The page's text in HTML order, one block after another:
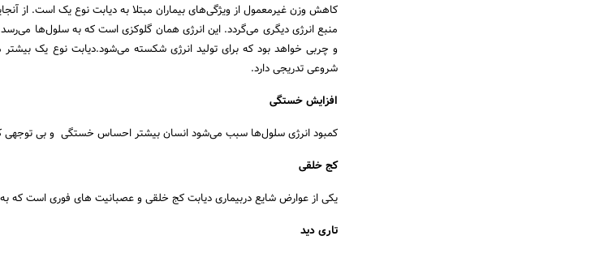
کاهش وزن غیرمعمول از ویژگی‌های بیماران مبتلا به دیابت نوع یک است. از
منبع انرژی دیگری می‌گردد. این انرژی همان گلوکزی است که به سلول‌ها
شروعی تدریجی دارد.
افزایش خستگی
کمبود انرژی سلول‌ها سبب می‌شود انسان بیشتر احساس خستگی و بی توجهی
کج خلقی
یکی از عوارض شایع دربیماری دیابت کج خلقی و عصبانیت های فوری است که
تاری دید